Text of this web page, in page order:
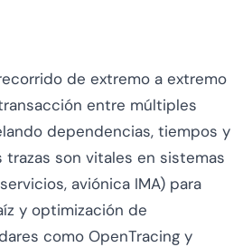
de extremo a extremo
entre múltiples
dependencias, tiempos y
trazas son vitales en sistemas
aviónica IMA) para
y optimización de
como OpenTracing y